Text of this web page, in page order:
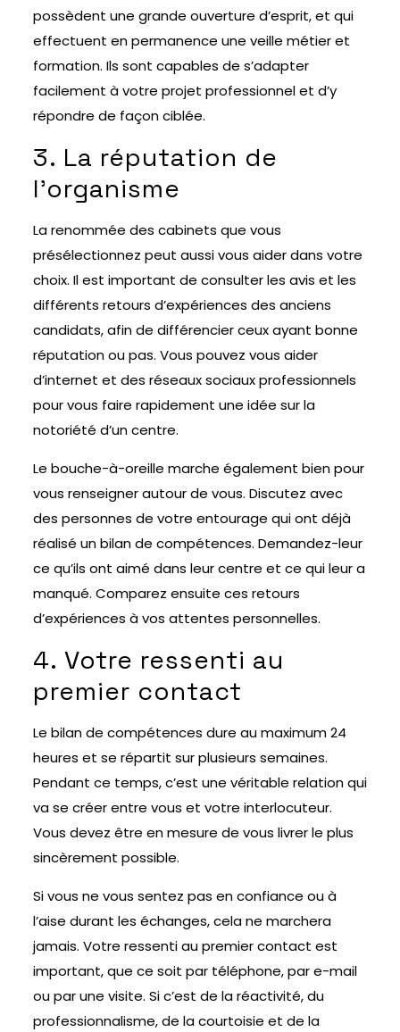
possèdent une grande ouverture d’esprit, et qui
effectuent en permanence une veille métier et
formation. Ils sont capables de s’adapter
facilement à votre projet professionnel et d’y
répondre de façon ciblée.
3. La réputation de
l’organisme
La renommée des cabinets que vous
présélectionnez peut aussi vous aider dans votre
choix. Il est important de consulter les avis et les
différents retours d’expériences des anciens
candidats, afin de différencier ceux ayant bonne
réputation ou pas. Vous pouvez vous aider
d’internet et des réseaux sociaux professionnels
pour vous faire rapidement une idée sur la
notoriété d’un centre.
Le bouche-à-oreille marche également bien pour
vous renseigner autour de vous. Discutez avec
des personnes de votre entourage qui ont déjà
réalisé un bilan de compétences. Demandez-leur
ce qu’ils ont aimé dans leur centre et ce qui leur a
manqué. Comparez ensuite ces retours
d’expériences à vos attentes personnelles.
4. Votre ressenti au
premier contact
Le bilan de compétences dure au maximum 24
heures et se répartit sur plusieurs semaines.
Pendant ce temps, c’est une véritable relation qui
va se créer entre vous et votre interlocuteur.
Vous devez être en mesure de vous livrer le plus
sincèrement possible.
Si vous ne vous sentez pas en confiance ou à
l’aise durant les échanges, cela ne marchera
jamais. Votre ressenti au premier contact est
important, que ce soit par téléphone, par e-mail
ou par une visite. Si c’est de la réactivité, du
professionnalisme, de la courtoisie et de la